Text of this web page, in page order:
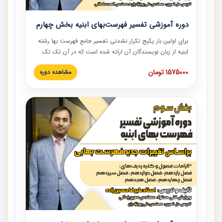
دوره آموزشی تفسیر فهرست‌بهای ابنیه بخش چهارم
برای اولین بار پکیج تکرار نشدنی تفسیر جامع فهرست بها رشته
ابنیه از زبان نویسندگان آن ارائه شده است که در آن تک تک
ردیف ها و مطالب فهرست بها تفسیر و ارائه شده است. این
دوره به صورت کامل تصویری بوده و به همراه تصاویر عملیات
دوره با کلام مهندس علیرضاحسین‌زاده مدیر پروژه مهندسی
مشاور در امر بازنگری فهرست بها رشته ابنیه ارائه شده و به تمام
همکارانی که در حوزه صنعت ساخت در حال فعالیت هستند حتما
توصیه می کنیم از مطالب این دوره استفاده نمایند.
1575000 تومان مشاهده دوره